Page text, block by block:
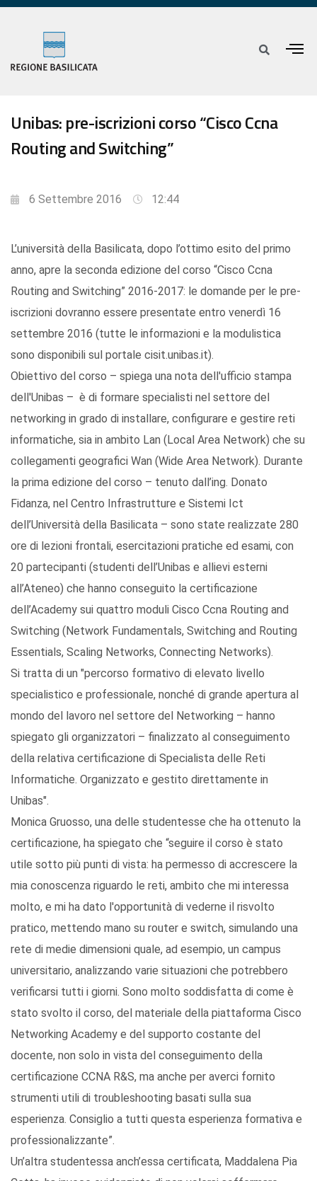
Unibas: pre-iscrizioni corso “Cisco Ccna
Routing and Switching”
6 Settembre 2016 12:44
L’università della Basilicata, dopo l’ottimo esito del primo
anno, apre la seconda edizione del corso “Cisco Ccna
Routing and Switching” 2016-2017: le domande per le pre-
iscrizioni dovranno essere presentate entro venerdì 16
settembre 2016 (tutte le informazioni e la modulistica
sono disponibili sul portale cisit.unibas.it).
Obiettivo del corso – spiega una nota dell'ufficio stampa
dell'Unibas – è di formare specialisti nel settore del
networking in grado di installare, configurare e gestire reti
informatiche, sia in ambito Lan (Local Area Network) che su
collegamenti geografici Wan (Wide Area Network). Durante
la prima edizione del corso – tenuto dall’ing. Donato
Fidanza, nel Centro Infrastrutture e Sistemi Ict
dell’Università della Basilicata – sono state realizzate 280
ore di lezioni frontali, esercitazioni pratiche ed esami, con
20 partecipanti (studenti dell’Unibas e allievi esterni
all’Ateneo) che hanno conseguito la certificazione
dell’Academy sui quattro moduli Cisco Ccna Routing and
Switching (Network Fundamentals, Switching and Routing
Essentials, Scaling Networks, Connecting Networks).
Si tratta di un "percorso formativo di elevato livello
specialistico e professionale, nonché di grande apertura al
mondo del lavoro nel settore del Networking – hanno
spiegato gli organizzatori – finalizzato al conseguimento
della relativa certificazione di Specialista delle Reti
Informatiche. Organizzato e gestito direttamente in
Unibas".
Monica Gruosso, una delle studentesse che ha ottenuto la
certificazione, ha spiegato che “seguire il corso è stato
utile sotto più punti di vista: ha permesso di accrescere la
mia conoscenza riguardo le reti, ambito che mi interessa
molto, e mi ha dato l'opportunità di vederne il risvolto
pratico, mettendo mano su router e switch, simulando una
rete di medie dimensioni quale, ad esempio, un campus
universitario, analizzando varie situazioni che potrebbero
verificarsi tutti i giorni. Sono molto soddisfatta di come è
stato svolto il corso, del materiale della piattaforma Cisco
Networking Academy e del supporto costante del
docente, non solo in vista del conseguimento della
certificazione CCNA R&S, ma anche per averci fornito
strumenti utili di troubleshooting basati sulla sua
esperienza. Consiglio a tutti questa esperienza formativa e
professionalizzante”.
Un’altra studentessa anch’essa certificata, Maddalena Pia